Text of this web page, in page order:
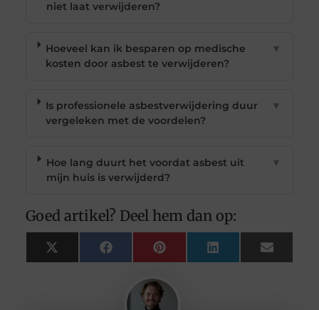
niet laat verwijderen?
Hoeveel kan ik besparen op medische
kosten door asbest te verwijderen?
▼
Is professionele asbestverwijdering duur
vergeleken met de voordelen?
▼
Hoe lang duurt het voordat asbest uit
mijn huis is verwijderd?
▼
Goed artikel? Deel hem dan op:
X
(Twitter)
FacebookPinterest LinkedIn Email